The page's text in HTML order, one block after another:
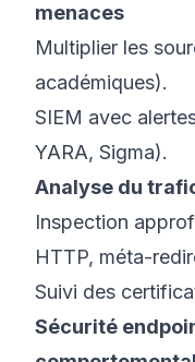
menaces
Multiplier les
académiques).
SIEM avec
YARA, Sigma).
Analyse du
Inspection
HTTP, méta-
Suivi des
Sécurité